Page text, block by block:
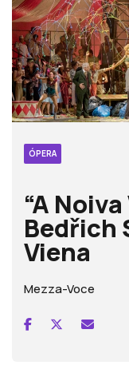
ÓPERA
“A
Bedřich
Viena
Mezza-Voce